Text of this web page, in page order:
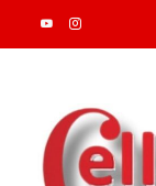
Skip
to